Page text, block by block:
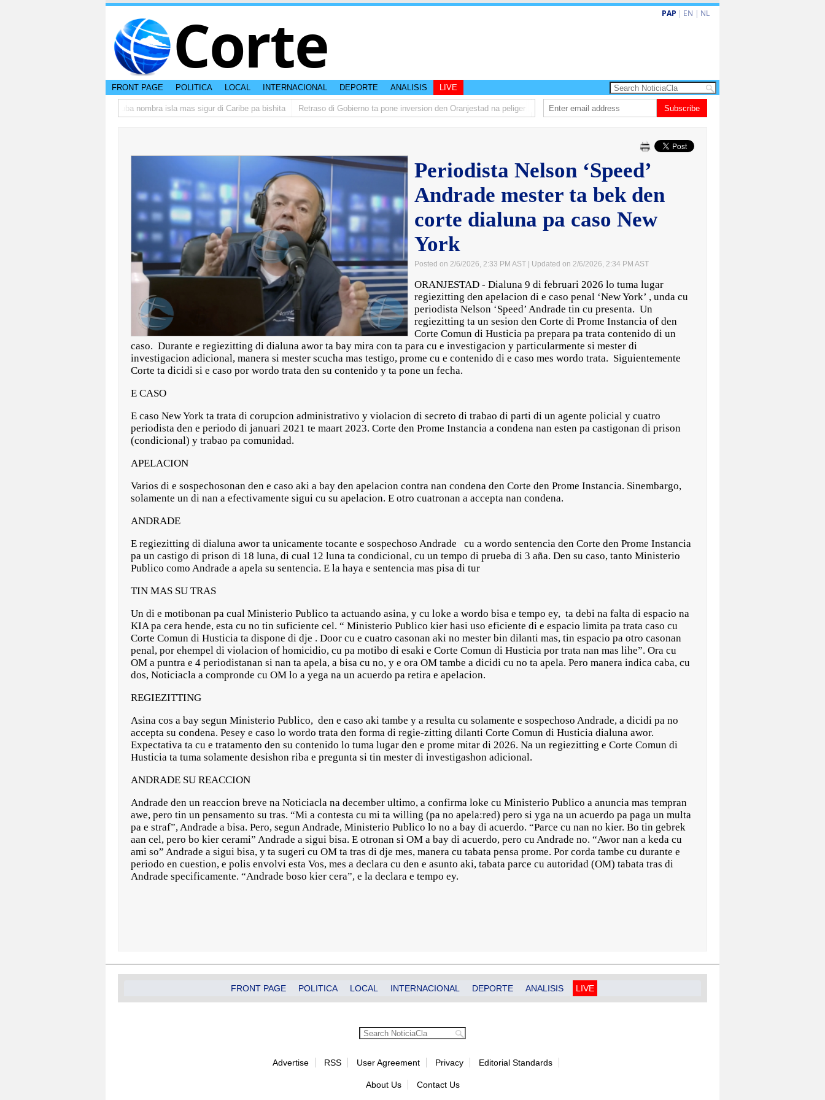
Corte PAP | EN | NL
FRONT PAGE POLITICA LOCAL INTERNACIONAL DEPORTE ANALISIS LIVE
CISI: Aruba nombra isla mas sigur di Caribe pa bishita Retraso di Gobierno ta pone inversion den Oranjestad na peliger Abelardo de la Espriella a huramenta como presidente di Colombia
Subscribe
Periodista Nelson ‘Speed’
Andrade mester ta bek den
corte dialuna pa caso New
York
Posted on 2/6/2026, 2:33 PM AST | Updated on 2/6/2026, 2:34 PM AST
ORANJESTAD - Dialuna 9 di februari 2026 lo tuma lugar
regiezitting den apelacion di e caso penal ‘New York’ , unda cu
periodista Nelson ‘Speed’ Andrade tin cu presenta. Un
regiezitting ta un sesion den Corte di Prome Instancia of den
Corte Comun di Husticia pa prepara pa trata contenido di un
caso. Durante e regiezitting di dialuna awor ta bay mira con ta para cu e investigacion y particularmente si mester di
investigacion adicional, manera si mester scucha mas testigo, prome cu e contenido di e caso mes wordo trata. Siguientemente
Corte ta dicidi si e caso por wordo trata den su contenido y ta pone un fecha.
E CASO
E caso New York ta trata di corupcion administrativo y violacion di secreto di trabao di parti di un agente policial y cuatro
periodista den e periodo di januari 2021 te maart 2023. Corte den Prome Instancia a condena nan esten pa castigonan di prison
(condicional) y trabao pa comunidad.
APELACION
Varios di e sospechosonan den e caso aki a bay den apelacion contra nan condena den Corte den Prome Instancia. Sinembargo,
solamente un di nan a efectivamente sigui cu su apelacion. E otro cuatronan a accepta nan condena.
ANDRADE
E regiezitting di dialuna awor ta unicamente tocante e sospechoso Andrade cu a wordo sentencia den Corte den Prome Instancia
pa un castigo di prison di 18 luna, di cual 12 luna ta condicional, cu un tempo di prueba di 3 aña. Den su caso, tanto Ministerio
Publico como Andrade a apela su sentencia. E la haya e sentencia mas pisa di tur
TIN MAS SU TRAS
Un di e motibonan pa cual Ministerio Publico ta actuando asina, y cu loke a wordo bisa e tempo ey, ta debi na falta di espacio na
KIA pa cera hende, esta cu no tin suficiente cel. “ Ministerio Publico kier hasi uso eficiente di e espacio limita pa trata caso cu
Corte Comun di Husticia ta dispone di dje . Door cu e cuatro casonan aki no mester bin dilanti mas, tin espacio pa otro casonan
penal, por ehempel di violacion of homicidio, cu pa motibo di esaki e Corte Comun di Husticia por trata nan mas lihe”. Ora cu
OM a puntra e 4 periodistanan si nan ta apela, a bisa cu no, y e ora OM tambe a dicidi cu no ta apela. Pero manera indica caba, cu
dos, Noticiacla a compronde cu OM lo a yega na un acuerdo pa retira e apelacion.
REGIEZITTING
Asina cos a bay segun Ministerio Publico, den e caso aki tambe y a resulta cu solamente e sospechoso Andrade, a dicidi pa no
accepta su condena. Pesey e caso lo wordo trata den forma di regie-zitting dilanti Corte Comun di Husticia dialuna awor.
Expectativa ta cu e tratamento den su contenido lo tuma lugar den e prome mitar di 2026. Na un regiezitting e Corte Comun di
Husticia ta tuma solamente desishon riba e pregunta si tin mester di investigashon adicional.
ANDRADE SU REACCION
Andrade den un reaccion breve na Noticiacla na december ultimo, a confirma loke cu Ministerio Publico a anuncia mas tempran
awe, pero tin un pensamento su tras. “Mi a contesta cu mi ta willing (pa no apela:red) pero si yga na un acuerdo pa paga un multa
pa e straf”, Andrade a bisa. Pero, segun Andrade, Ministerio Publico lo no a bay di acuerdo. “Parce cu nan no kier. Bo tin gebrek
aan cel, pero bo kier cerami” Andrade a sigui bisa. E otronan si OM a bay di acuerdo, pero cu Andrade no. “Awor nan a keda cu
ami so” Andrade a sigui bisa, y ta sugeri cu OM ta tras di dje mes, manera cu tabata pensa prome. Por corda tambe cu durante e
periodo en cuestion, e polis envolvi esta Vos, mes a declara cu den e asunto aki, tabata parce cu autoridad (OM) tabata tras di
Andrade specificamente. “Andrade boso kier cera”, e la declara e tempo ey.
FRONT PAGE POLITICA LOCAL INTERNACIONAL DEPORTE ANALISIS LIVE
Advertise RSS User Agreement Privacy Editorial Standards
About Us Contact Us